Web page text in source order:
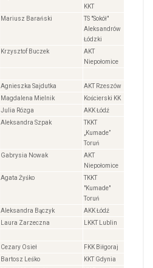
KKT
Mariusz Barański
TS "Sokół"
Aleksandrów
Łódzki
Krzysztof Buczek
AKT
Niepołomice
Agnieszka Sajdutka
AKT Rzeszów
Magdalena Mielnik
Kościerski KK
Julia Rózga
AKK Łódź
Aleksandra Szpak
TKKT
„Kumade”
Toruń
Gabrysia Nowak
AKT
Niepołomice
Agata Żyśko
TKKT
"Kumade"
Toruń
Aleksandra Bączyk
AKK Łódź
Laura Zarzeczna LKKT Lublin
Cezary Osieł
FKK Biłgoraj
Bartosz Leśko
KKT Gdynia